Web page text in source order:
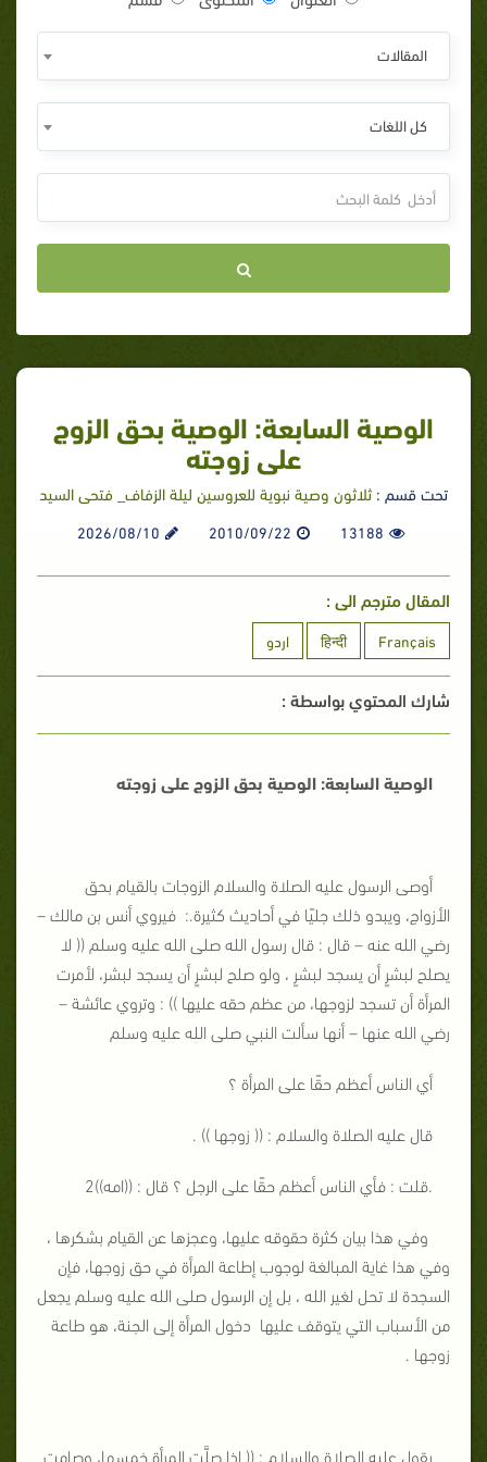
المقالات
كل اللغات
الوصية السابعة: الوصية بحق الزوج
على زوجته
تحت قسم : ثلاثون وصية نبوية للعروسين ليلة الزفاف_ فتحى السيد
13188
2010/09/22
2026/08/10
المقال مترجم الى :
Français
हिन्दी اردو
شارك المحتوي بواسطة :
الوصية السابعة: الوصية بحق الزوج على زوجته
أوصى الرسول عليه الصلاة والسلام الزوجات بالقيام بحق
الأزواج، ويبدو ذلك جليًا في أحاديث كثيرة.: فيروي أنس بن مالك –
رضي الله عنه – قال : قال رسول الله صلى الله عليه وسلم (( لا
يصلح لبشرٍ أن يسجد لبشرٍ ، ولو صلح لبشرٍ أن يسجد لبشر، لأمرت
المرأة أن تسجد لزوجها، من عظم حقه عليها )) : وتروي عائشة –
رضي الله عنها – أنها سألت النبي صلى الله عليه وسلم
أي الناس أعظم حقًا على المرأة ؟
قال عليه الصلاة والسلام : (( زوجها )) .
.قلت : فأي الناس أعظم حقًا على الرجل ؟ قال : ((امه))2
وفي هذا بيان كثرة حقوقه عليها، وعجزها عن القيام بشكرها ،
وفي هذا غاية المبالغة لوجوب إطاعة المرأة في حق زوجها، فإن
السجدة لا تحل لغير الله ، بل إن الرسول صلى الله عليه وسلم يجعل
من الأسباب التي يتوقف عليها دخول المرأة إلى الجنة، هو طاعة
زوجها .
يقول عليه الصلاة والسلام : (( إذا صلَّت المرأة خمسها، وصامت